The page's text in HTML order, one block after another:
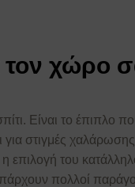
τον χώρο
Είναι το έπιπλο
στιγμές χαλάρωσης
επιλογή του
πολλοί